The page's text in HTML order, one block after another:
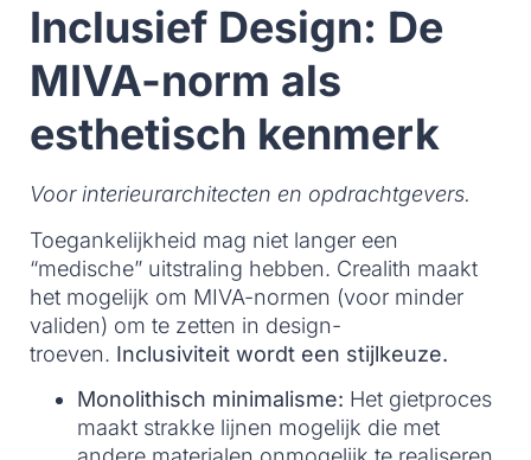
Inclusief Design: De
MIVA-norm als
esthetisch kenmerk
Voor interieurarchitecten en opdrachtgevers.
Toegankelijkheid mag niet langer een
“medische” uitstraling hebben. Crealith maakt
het mogelijk om MIVA-normen (voor minder
validen) om te zetten in design-
troeven. Inclusiviteit wordt een stijlkeuze.
Monolithisch minimalisme: Het gietproces
maakt strakke lijnen mogelijk die met